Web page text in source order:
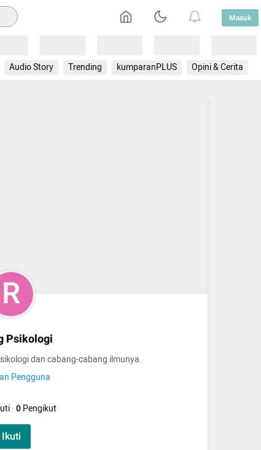
Masuk
Audio Story Trending kumparanPLUS Opini & Cerita
R
Psikologi
dan cabang-cabang ilmunya.
Pengguna
·0Pengikut
Ikuti